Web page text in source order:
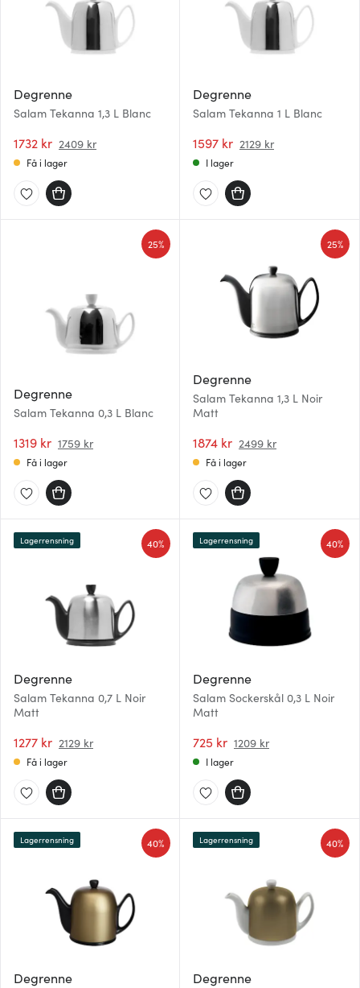
Degrenne
Salam Tekanna 1,3 L Blanc
1732 kr 2409 kr
Få i lager
Degrenne
Salam Tekanna 1 L Blanc
1597 kr 2129 kr
I lager
Degrenne
Salam Tekanna 0,3 L Blanc
1319 kr 1759 kr
25%
Få i lager
Degrenne
Salam Tekanna 1,3 L Noir
Matt
1874 kr 2499 kr
25%
Få i lager
Degrenne
Salam Tekanna 0,7 L Noir
Matt
1277 kr 2129 kr
40%
Lagerrensning
Få i lager
Degrenne
Salam Sockerskål 0,3 L Noir
Matt
725 kr 1209 kr
40%
Lagerrensning
I lager
Degrenne
40%
Lagerrensning
Degrenne
40%
Lagerrensning